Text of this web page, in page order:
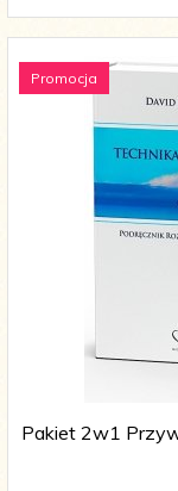
Promocja
Pakiet 2w1